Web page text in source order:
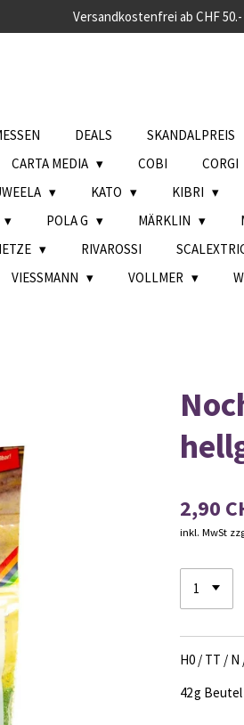
Versandkostenfrei ab CHF 50.-
DEALS SKANDALPREIS
CARTA MEDIA COBI CORGI
KATO KIBRI
POLA G MÄRKLIN
RIVAROSSI
VIESSMANN VOLLMER
2,90
inkl. MwSt
H0 / TT / N
42 g Beutel